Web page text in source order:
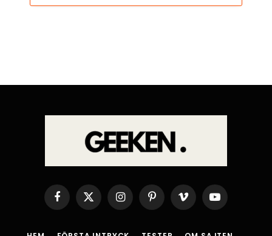
Facebook
X
(Twitter)
InstagramPinterestVimeo YouTube